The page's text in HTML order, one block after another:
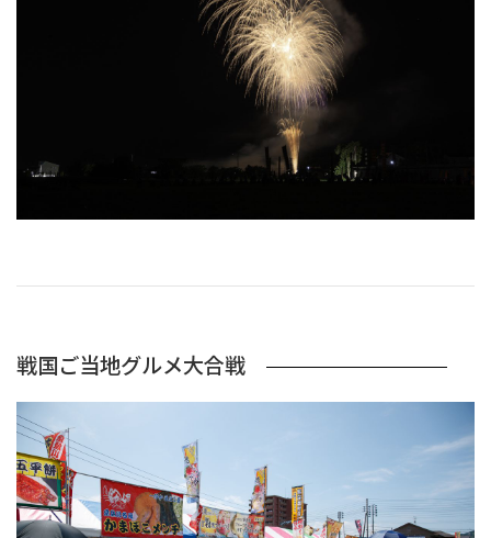
戦国ご当地グルメ大合戦